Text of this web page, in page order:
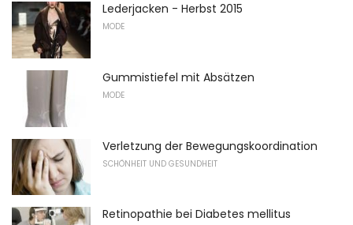
Lederjacken - Herbst 2015
MODE
Gummistiefel mit Absätzen
MODE
Verletzung der Bewegungskoordination
SCHÖNHEIT UND GESUNDHEIT
Retinopathie bei Diabetes mellitus